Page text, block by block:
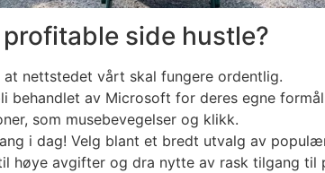
side hustle?
nettstedet vårt skal fungere ordentlig.
behandlet av Microsoft for deres egne
som musebevegelser og klikk.
i dag! Velg blant et bredt utvalg av
høye avgifter og dra nytte av rask tilgang til